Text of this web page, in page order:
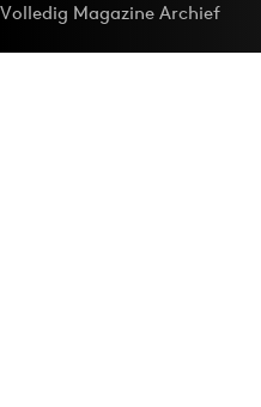
Volledig Magazine Archief